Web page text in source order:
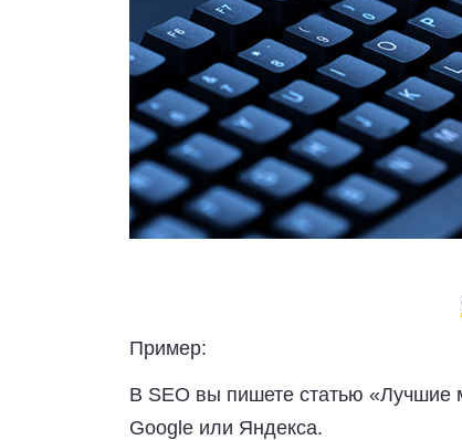
Пример:
В SEO вы пишете статью «Лучшие
Google или Яндекса.